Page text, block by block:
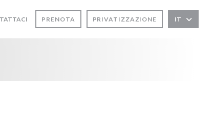
NUOVA FINESTRA))
UNA NUOVA FINESTRA))
PRENOTA PRIVATIZZAZIONE IT